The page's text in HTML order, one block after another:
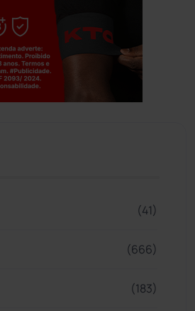
(41)
(666)
(183)